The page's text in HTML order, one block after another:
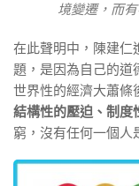
境變遷，而
在此聲明中，陳建仁
題，是因為自己的道
世界性的經濟大蕭條
結構性的壓迫、制度
窮，沒有任何一個人